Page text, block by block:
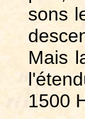
sons
Mais
1500